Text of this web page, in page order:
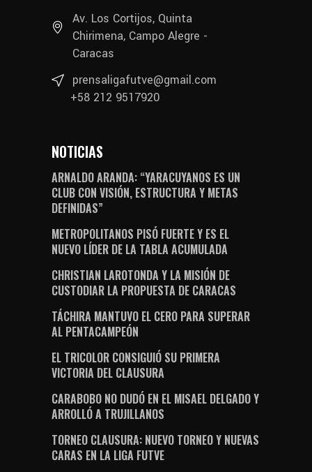
Av. Los Cortijos, Quinta
Chirimena, Campo Alegre -
Caracas
prensaligafutve@gmail.com
+58 212 9517920
NOTICIAS
ARNALDO ARANDA: “YARACUYANOS ES UN
CLUB CON VISIÓN, ESTRUCTURA Y METAS
DEFINIDAS”
METROPOLITANOS PISÓ FUERTE Y ES EL
NUEVO LÍDER DE LA TABLA ACUMULADA
CHRISTIAN LAROTONDA Y LA MISIÓN DE
CUSTODIAR LA PROPUESTA DE CARACAS
TÁCHIRA MANTUVO EL CERO PARA SUPERAR
AL PENTACAMPEÓN
EL TRICOLOR CONSIGUIÓ SU PRIMERA
VICTORIA DEL CLAUSURA
CARABOBO NO DUDÓ EN EL MISAEL DELGADO Y
ARROLLÓ A TRUJILLANOS
TORNEO CLAUSURA: NUEVO TORNEO Y NUEVAS
CARAS EN LA LIGA FUTVE